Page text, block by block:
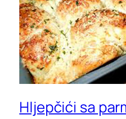
Hljepčići sa